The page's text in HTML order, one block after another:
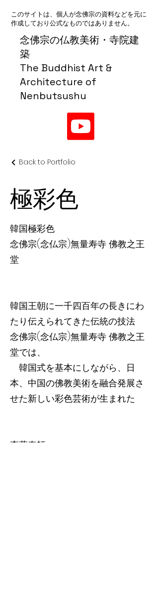
念佛宗の仏教美術・寺院建
築
The Buddhist Art &
Architecture of
Nenbutsushu
このサイトは、個人が念佛宗の資料などを元に
作成しており公式なものではありません。
Back to Portfolio
極彩色
韓国極彩色
念佛宗(念仏宗)無量寿寺 佛教之王
堂
韓国王朝に一千四百年の長きにわ
たり伝えられてきた伝統の技法
念佛宗(念仏宗)無量寿寺 佛教之王
堂では、
韓国式を基本にしながら、日
本、中国の佛教美術を融合発展さ
せた新しい彩色芸術が生まれた
李萬奉師